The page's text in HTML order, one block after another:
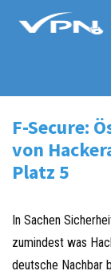
F-Secure:
von
Platz 5
In Sachen
zumindest was
deutsche Nachbar